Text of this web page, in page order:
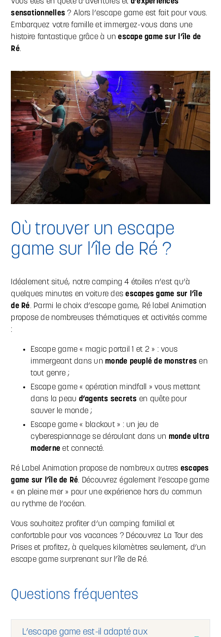
sensationnelles ? Alors l’escape game est fait pour vous.
Embarquez votre famille et immergez-vous dans une
histoire fantastique grâce à unescape game sur l’île de
Ré.
Où trouver un escape
game sur l’île de Ré ?
Idéalement situé, notre camping 4 étoiles n’est qu’à
quelques minutes en voiture desescapes game sur l’île
de Ré. Parmi le choix d’escape game, Ré label Animation
propose de nombreuses thématiques et activités comme
:
Escape game « magic portail 1 et 2 » : vous
immergeant dans unmonde peuplé de monstresen
tout genre ;
Escape game « opération mindfall » vous mettant
dans la peau d’agents secrets en quête pour
sauver le monde ;
Escape game « blackout » : un jeu de
cyberespionnage se déroulant dans un monde ultra
moderne et connecté.
Ré Label Animation propose de nombreux autres escapes
game sur l’île de Ré. Découvrez également l’escape game
« en pleine mer » pour une expérience hors du commun
au rythme de l’océan.
Vous souhaitez profiter d’un camping familial et
confortable pour vos vacances ? Découvrez La Tour des
Prises et profitez, à quelques kilomètres seulement, d’un
escape game surprenant sur l’île de Ré.
Questions fréquentes
L’escape game est-il adapté aux